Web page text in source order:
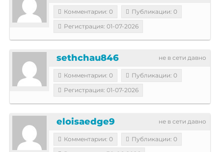
Комментарии: 0
Публикации: 0
Регистрация: 01-07-2026
не в сети давно
sethchau846
Комментарии: 0
Публикации: 0
Регистрация: 01-07-2026
не в сети давно
eloisaedge9
Комментарии: 0
Публикации: 0